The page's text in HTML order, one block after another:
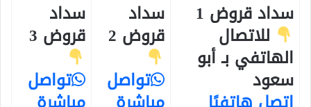
سداد قروض 1
للاتصال
الهاتفي بـ أبو
سعود
سداد
قروض 2
تواصل
سداد
قروض 3
تواصل